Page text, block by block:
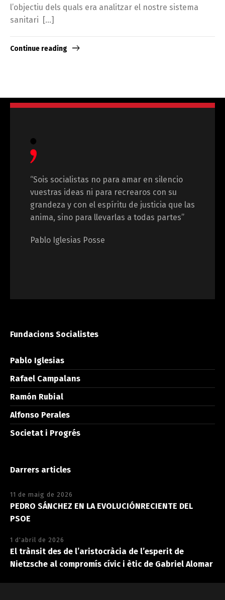
l’objectiu dels quals era analitzar el nostre sistema
sanitari […]
Continue reading
“Sois socialistas no para amar en silencio
vuestras ideas ni para recrearos con su
grandeza y con el espíritu de justicia que las
anima, sino para llevarlas a todas partes”
Pablo Iglesias Posse
Fundacions Socialistes
Pablo Iglesias
Rafael Campalans
Ramón Rubial
Alfonso Perales
Societat i Progrés
Darrers articles
11 de maig de 2026
PEDRO SÁNCHEZ EN LA EVOLUCIÓNRECIENTE DEL
PSOE
1 d'abril de 2026
El trànsit des de l’aristocràcia de l’esperit de
Nietzsche al compromís cívic i ètic de Gabriel Alomar